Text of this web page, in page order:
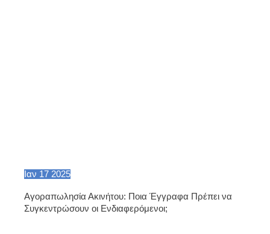
Ιαν 17 2025
Αγοραπωλησία Ακινήτου: Ποια Έγγραφα Πρέπει να
Συγκεντρώσουν οι Ενδιαφερόμενοι;